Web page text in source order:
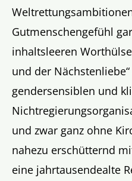
Gutmenschengefühl
inhaltsleeren
und der
gendersensiblen und
und zwar ganz ohne
nahezu erschütternd
eine jahrtausendealte